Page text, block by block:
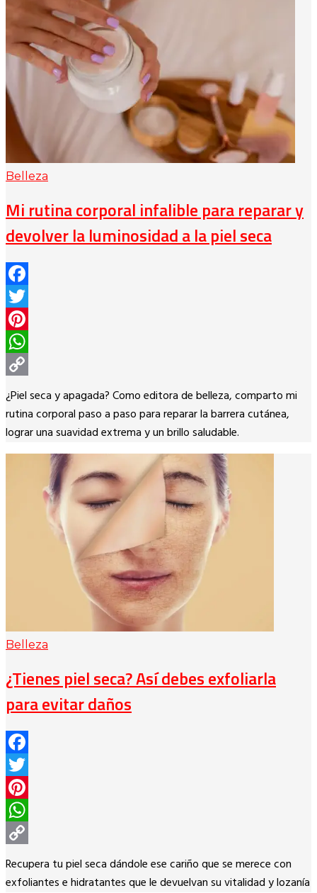
Belleza
Mi rutina corporal infalible para reparar y
devolver la luminosidad a la piel seca
Facebook
Twitter
Pinterest
WhatsApp
Copy
Link
¿Piel seca y apagada? Como editora de belleza, comparto mi
rutina corporal paso a paso para reparar la barrera cutánea,
lograr una suavidad extrema y un brillo saludable.
Belleza
¿Tienes piel seca? Así debes exfoliarla
para evitar daños
Facebook
Twitter
Pinterest
WhatsApp
Copy
Link
Recupera tu piel seca dándole ese cariño que se merece con
exfoliantes e hidratantes que le devuelvan su vitalidad y lozanía